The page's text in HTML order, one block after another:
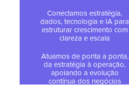
Conectamos estratégia,
dados, tecnologia e IA para
estruturar crescimento com
clareza e escala
Atuamos de ponta a ponta,
da estratégia à operação,
apoiando a evolução
contínua dos negócios